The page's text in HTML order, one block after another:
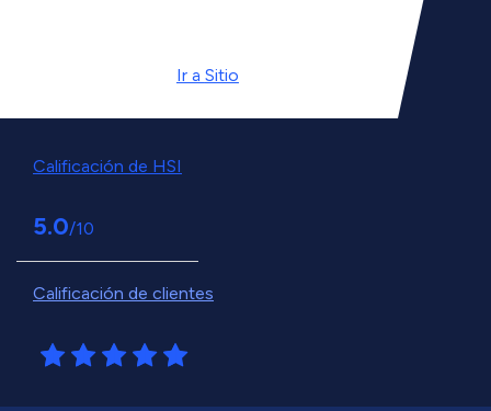
Ir a Sitio
Calificación de HSI
5.0/10
Calificación de clientes